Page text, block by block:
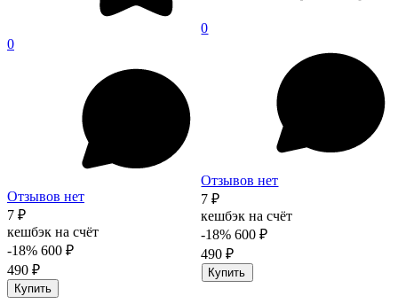
0
Отзывов нет
7 ₽
кешбэк на счёт
-18% 600 ₽
490 ₽
Купить
0
Отзывов нет
7 ₽
кешбэк на счёт
-18% 600 ₽
490 ₽
Купить